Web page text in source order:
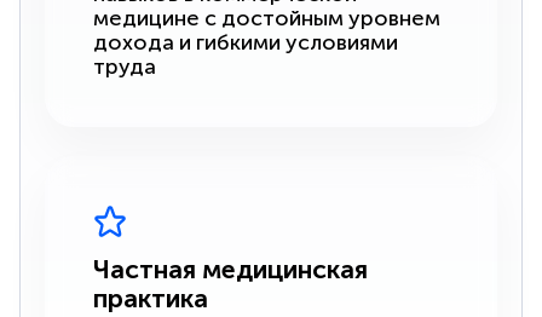
медицине с достойным уровнем
дохода и гибкими условиями
труда
Частная медицинская
практика